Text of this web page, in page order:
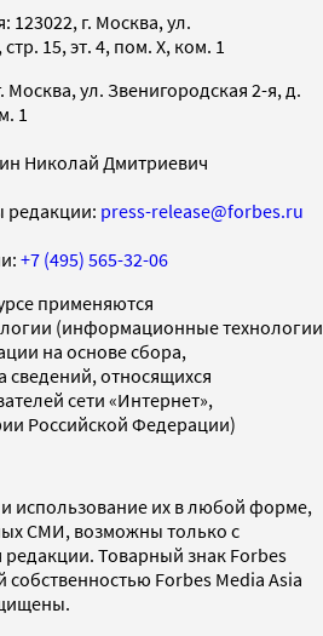
123022, г. Москва, ул.
15, эт. 4, пом. X, ком. 1
Москва, ул. Звенигородская 2-я, д.
1
Николай Дмитриевич
редакции: press-release@forbes.ru
+7 (495) 565-32-06
применяются
(информационные технологии
на основе сбора,
сведений, относящихся
сети «Интернет»,
Российской Федерации)
использование их в любой форме,
СМИ, возможны только с
Товарный знак Forbes
собственностью Forbes Media Asia